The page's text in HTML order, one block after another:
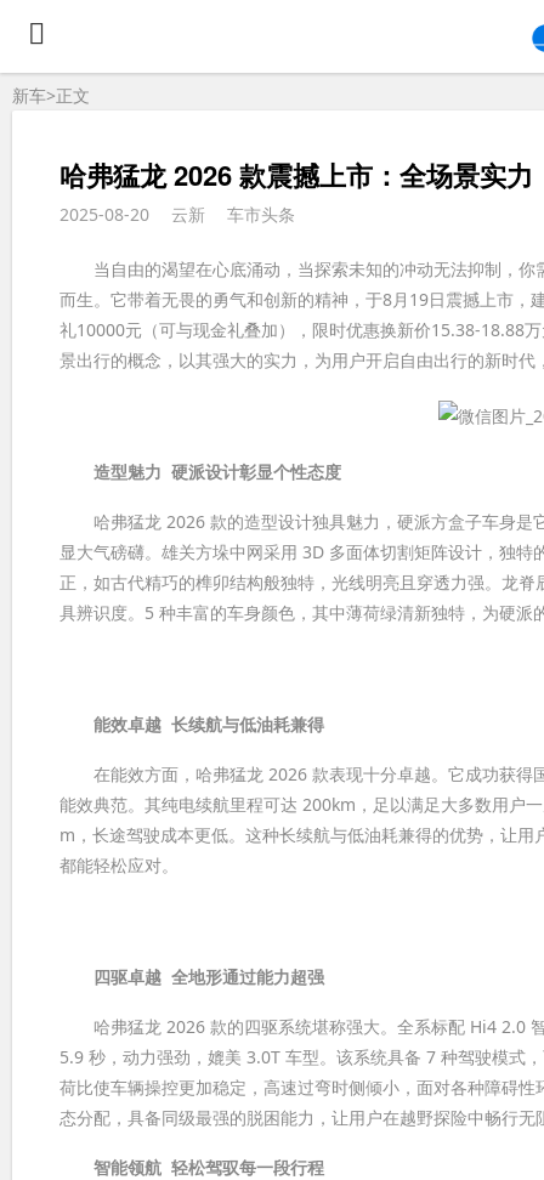
新车>正文
哈弗猛龙 2026 款震撼上市：全场景实
2025-08-20 云新 车市头条
当自由的渴望在心底涌动，当探索未知的冲动无法抑制，你
而生。它带着无畏的勇气和创新的精神，于8月19日震撼上市
礼10000元（可与现金礼叠加），限时优惠换新价15.38-18.88
景出行的概念，以其强大的实力，为用户开启自由出行的新时
造型魅力 硬派设计彰显个性态度
哈弗猛龙 2026 款的造型设计独具魅力，硬派方盒子车身是
显大气磅礴。雄关方垛中网采用 3D 多面体切割矩阵设计，独
正，如古代精巧的榫卯结构般独特，光线明亮且穿透力强。龙
具辨识度。5 种丰富的车身颜色，其中薄荷绿清新独特，为硬
能效卓越 长续航与低油耗兼得
在能效方面，哈弗猛龙 2026 款表现十分卓越。它成功获得
能效典范。其纯电续航里程可达 200km，足以满足大多数用户
m，长途驾驶成本更低。这种长续航与低油耗兼得的优势，让
都能轻松应对。
四驱卓越 全地形通过能力超强
哈弗猛龙 2026 款的四驱系统堪称强大。全系标配 Hi4 2.0
5.9 秒，动力强劲，媲美 3.0T 车型。该系统具备 7 种驾驶模式
荷比使车辆操控更加稳定，高速过弯时侧倾小，面对各种障碍
态分配，具备同级最强的脱困能力，让用户在越野探险中畅行无
智能领航 轻松驾驭每一段行程